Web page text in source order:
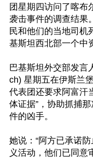
团星期四访问了喀布
袭击事件的调查结果
民和他们的当地司机
基斯坦西北部一个中
巴基斯坦外交部发言
ch) 星期五在伊斯兰
代表团还要求阿富汗
体证据”，协助抓捕
件的凶手。
她说：“阿方已承诺
义活动，他们已同意